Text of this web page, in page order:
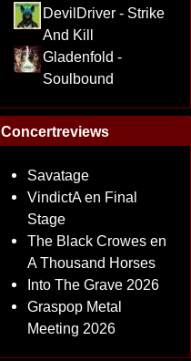
DevilDriver - Strike
And Kill
Gladenfold -
Soulbound
Concertreviews
Savatage
VindictA en Final
Stage
The Black Crowes en
A Thousand Horses
Into The Grave 2026
Graspop Metal
Meeting 2026